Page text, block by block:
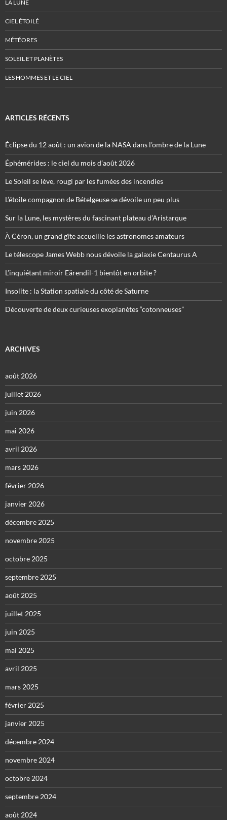
LA LUNE
CIEL ÉTOILÉ
MÉTÉORES
SOLEIL ET PLANÈTES
LES HOMMES ET LE CIEL
ARTICLES RÉCENTS
Éclipse du 12 août : un avion de la NASA dans l’ombre de la Lune
Éphémérides : le ciel du mois d’août 2026
Le Soleil se lève, rougi par les fumées des incendies
L’étoile compagnon de Bételgeuse se dévoile un peu plus
Sur la Lune, les mystères du fascinant plateau d’Aristarque
À Céron, un grand gîte accueille les astronomes amateurs
Le télescope James Webb nous dévoile la galaxie Centaurus A
L’inquiétant miroir Eärendil-1 bientôt en orbite ?
Insolite : la Station spatiale du côté de Saturne
Découverte de deux curieuses exoplanètes “cotonneuses”
ARCHIVES
août 2026
juillet 2026
juin 2026
mai 2026
avril 2026
mars 2026
février 2026
janvier 2026
décembre 2025
novembre 2025
octobre 2025
septembre 2025
août 2025
juillet 2025
juin 2025
mai 2025
avril 2025
mars 2025
février 2025
janvier 2025
décembre 2024
novembre 2024
octobre 2024
septembre 2024
août 2024